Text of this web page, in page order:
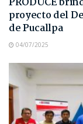
proyecto del
de Pucallpa
04/07/2025